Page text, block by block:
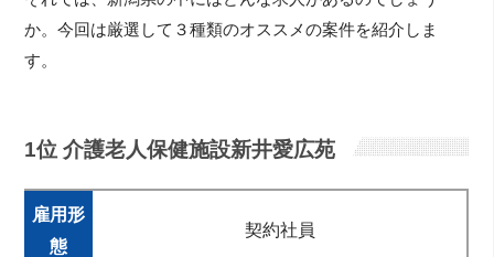
か。今回は厳選して３種類のオススメの案件を紹介しま
す。
1位 介護老人保健施設新井愛広苑
雇用形
態
契約社員